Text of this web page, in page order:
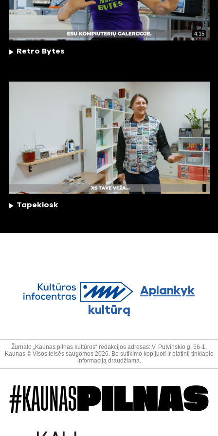
4:15
Retro Bytes
Tapekiosk
Aplankyk
kultūrą
Žurnalo „Kaunas pilnas kultūros“ redakcijos adresas: V. Putvinskio g. 56-1,
Kaunas © Visos teisės saugomos 2026. Be sutikimo kopijuoti ir platinti tinklapio
informaciją draudžiama.
#KAUNAS PILNAS